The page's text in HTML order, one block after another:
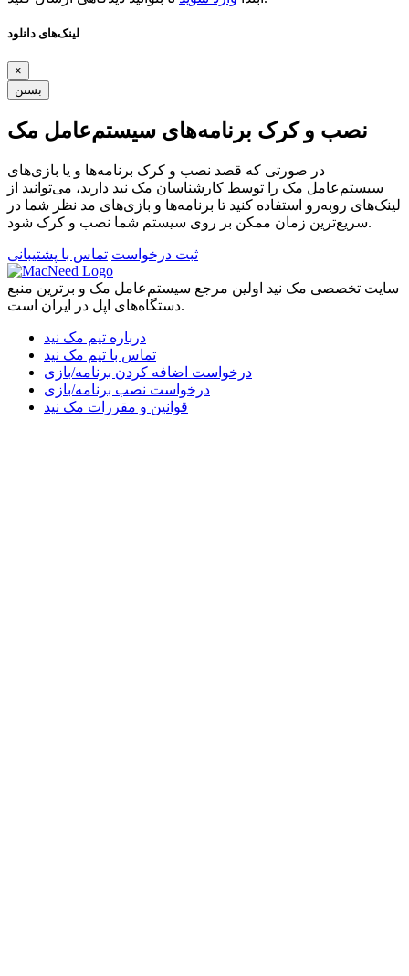
لینک‌های دانلود
×
بستن
نصب و کرک برنامه‌های سیستم‌عامل مک
در صورتی که قصد نصب و کرک برنامه‌ها و یا بازی‌های
سیستم‌عامل مک را توسط کارشناسان مک نید دارید، می‌توانید از
لینک‌های رو‌به‌رو استفاده کنید تا برنامه‌ها و بازی‌های مد نظر شما در
سریع‌ترین زمان ممکن بر روی سیستم شما نصب و کرک شود.
ثبت درخواست تماس با پشتیبانی
سایت تخصصی مک نید اولین مرجع سیستم‌عامل مک و برترین منبع
دستگاه‌های اپل در ایران است.
درباره تیم مک نید
تماس با تیم مک نید
درخواست اضافه کردن برنامه/بازی
درخواست نصب برنامه/بازی
قوانین و مقررات مک نید